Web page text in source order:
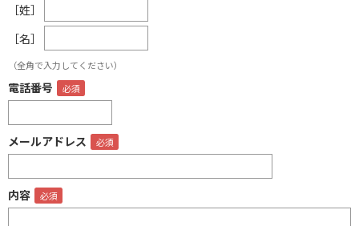
［姓］
［名］
（全角で入力してください）
電話番号
メールアドレス
内容